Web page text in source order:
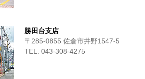
勝田台支店
〒285-0855 佐倉市井野1547-5
TEL. 043-308-4275